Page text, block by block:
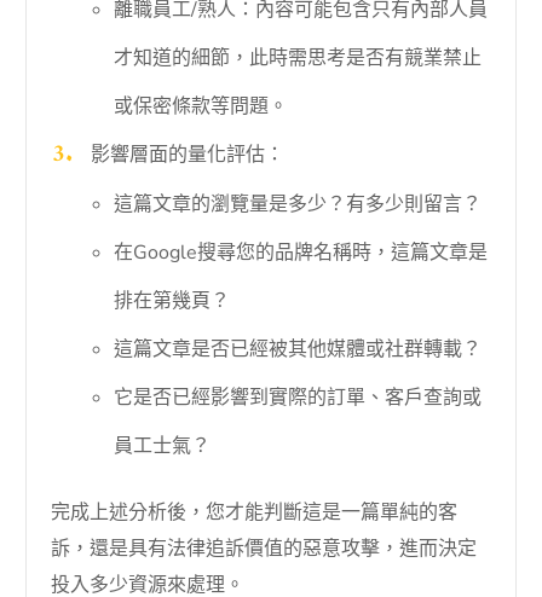
離職員工/熟人：內容可能包含只有內部人員
才知道的細節，此時需思考是否有競業禁止
或保密條款等問題。
影響層面的量化評估：
這篇文章的瀏覽量是多少？有多少則留言？
在Google搜尋您的品牌名稱時，這篇文章是
排在第幾頁？
這篇文章是否已經被其他媒體或社群轉載？
它是否已經影響到實際的訂單、客戶查詢或
員工士氣？
完成上述分析後，您才能判斷這是一篇單純的客
訴，還是具有法律追訴價值的惡意攻擊，進而決定
投入多少資源來處理。